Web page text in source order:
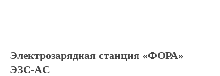
Электрозарядная станция «ФОРА»
ЭЗС-AC